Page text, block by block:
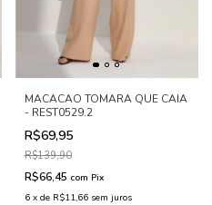
MACACAO TOMARA QUE CAIA
- REST0529.2
R$69,95
R$139,90
R$66,45 com Pix
6 x de R$11,66 sem juros